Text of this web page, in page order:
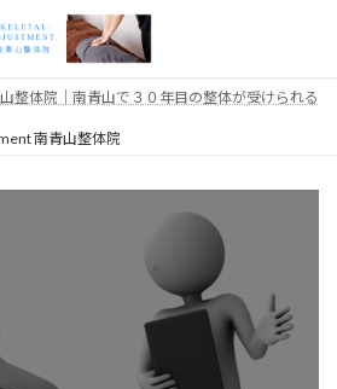
整体院｜南青山で３０年目の整体が受けられる
南青山整体院